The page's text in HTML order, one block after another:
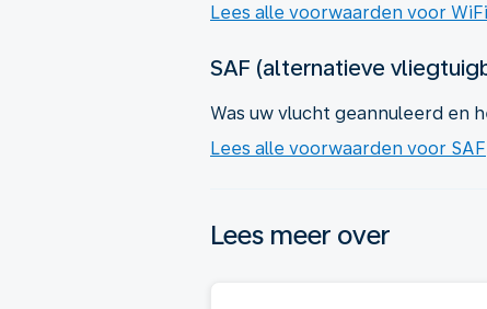
Lees alle voorwaarden voor
SAF (alternatieve
Was uw vlucht geannuleerd en
Lees alle voorwaarden voor SAF
Lees meer over